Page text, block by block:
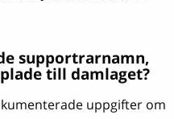
supportrarnamn,
till damlaget?
uppgifter om